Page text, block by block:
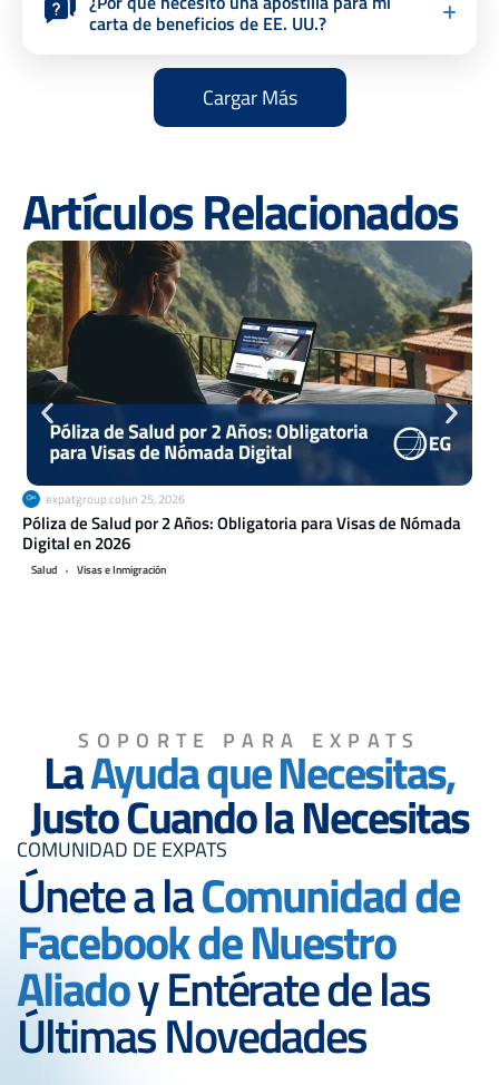
carta de beneficios de EE. UU.?
Cargar Más
Artículos Relacionados
Salud , Visas e Inmigración
Póliza de Salud por 2 Años: Obligatoria para Visas de Nómada
Digital en 2026
expatgroup.coJun 25, 2026
SOPORTE PARA EXPATS
LaAyuda que Necesitas,
Justo Cuando la Necesitas
COMUNIDAD DE EXPATS
Únete a laComunidad de
Facebook de Nuestro
Aliadoy Entérate de las
Últimas Novedades